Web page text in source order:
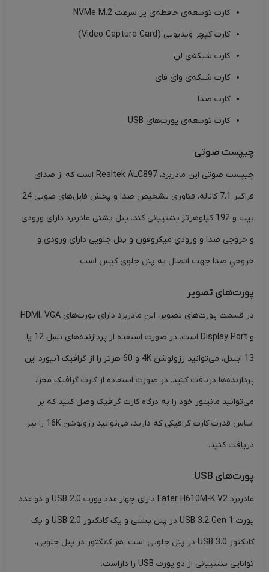
کارت توسعه‌ی حافظه‌ی پر سرعت NVMe M.2
کارت کپچر ویدیویی (Video Capture Card)
کارت شبکه‌ی لن
کارت شبکه‌ی وای فای
کارت صدا
کارت توسعه‌ی پورت‌های USB
چیپست صوتی
چیپست صوتی این مادربرد، Realtek ALC897 است که از صدای
فراگیر 7.1 کاناله، فناوری تشخیص صدا و پخش فایل‌های صوتی 24
بیت و 192 کیلوهرتز پشتیبانی کند. پنل پشتی مادربرد دارای ورودی
و خروجیِ صدا و ورودیِ میکروفون و پنل جلویی دارای ورودی و
خروجیِ صدا جهت اتصال به پنل جلوی کیس است.
پورت‌های تصویر
در قسمت پورت‌های تصویر، این مادربرد دارای پورت‌های HDMI، VGA
و Display Port است. در صورت استفده از پردازنده‌های نسل 12 یا
13 اینتل، می‌توانید رزولوشن 4K و 60 هرتز را از گرافیک آنبورد این
پردازنده‌ها دریافت کنید. در صورت استفاده از کارت گرافیک مجزا،
می‌توانید مانیتور خود را به درگاه کارت گرافیک وصل کنید که بر
اساس قدرت کارت گرافیکی که دارید، می‌توانید رزولوشن 16K را نیز
دریافت کنید.
پورت‌های USB
مادربرد Fater H610M-K V2 دارای چهار عدد پورت USB 2.0 و دو عدد
پورت USB 3.2 Gen 1 در پنل پشتی و یک کانکتور USB 2.0 و یک
کانکتور USB 3.0 در پنل جلویی است. هر کانکتور در پنل جلویی،
توانایی پشتیبانی از دو پورت USB را داراست.